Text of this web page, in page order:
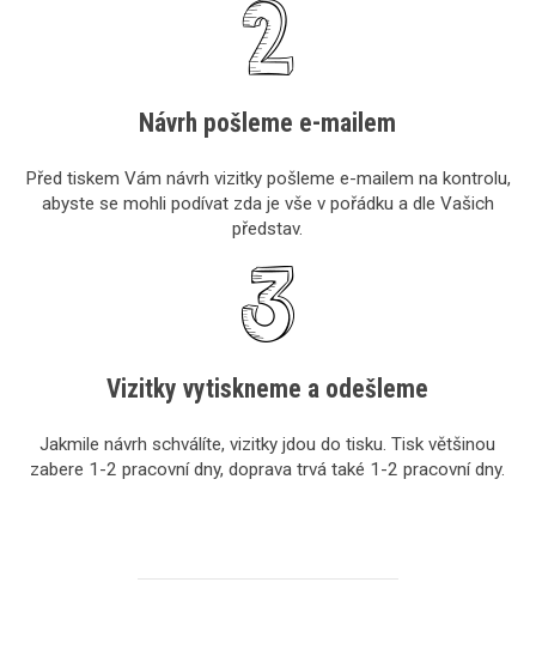
Návrh pošleme e-mailem
Před tiskem Vám návrh vizitky pošleme e-mailem na kontrolu,
abyste se mohli podívat zda je vše v pořádku a dle Vašich
představ.
Vizitky vytiskneme a odešleme
Jakmile návrh schválíte, vizitky jdou do tisku. Tisk většinou
zabere 1-2 pracovní dny, doprava trvá také 1-2 pracovní dny.